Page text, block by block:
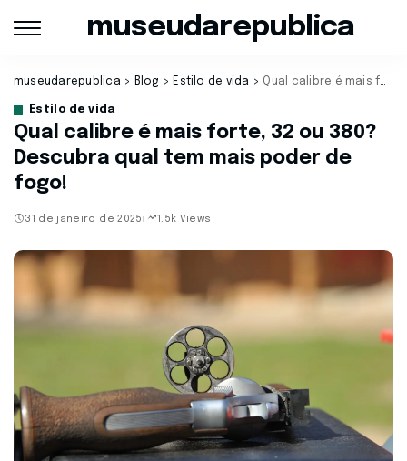
museudarepublica
museudarepublica > Blog > Estilo de vida > Qual calibre é mais forte, 32 ou 380? Descubra qual tem mais poder de fogo!
Estilo de vida
Qual calibre é mais forte, 32 ou 380?
Descubra qual tem mais poder de
fogo!
31 de janeiro de 2025 1.5k Views